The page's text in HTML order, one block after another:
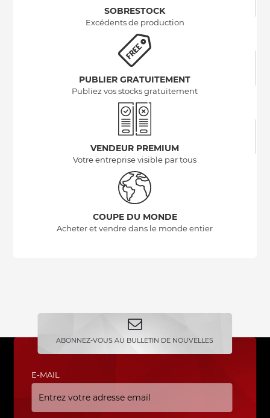
SOBRESTOCK
Excédents de production
PUBLIER GRATUITEMENT
Publiez vos stocks gratuitement
VENDEUR PREMIUM
Votre entreprise visible par tous
COUPE DU MONDE
Acheter et vendre dans le monde entier
ABONNEZ-VOUS AU BULLETIN DE NOUVELLES
E-MAIL